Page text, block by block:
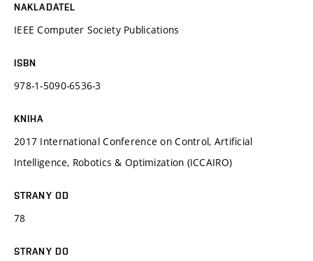
NAKLADATEL
IEEE Computer Society Publications
ISBN
978-1-5090-6536-3
KNIHA
2017 International Conference on Control, Artificial
Intelligence, Robotics & Optimization (ICCAIRO)
STRANY OD
78
STRANY DO